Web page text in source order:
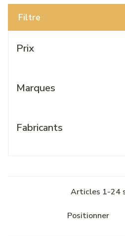
Filtre
Prix
Marques
Fabricants
Articles 1-24
Trier par: